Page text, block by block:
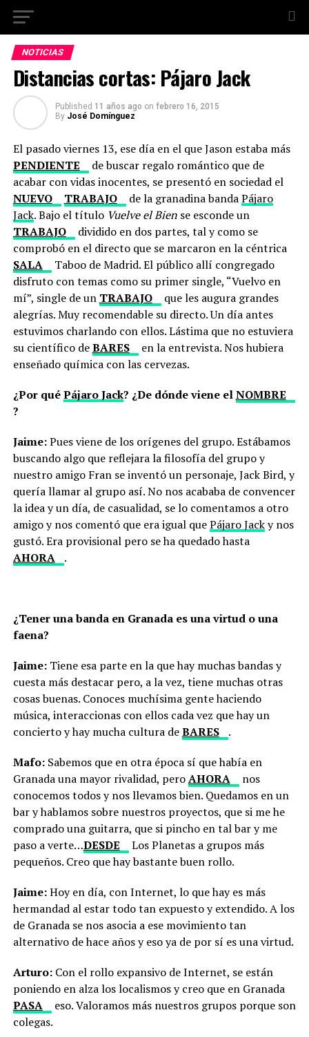
NOTICIAS
Distancias cortas: Pájaro Jack
Published 11 años ago on febrero 16, 2015
By José Domínguez
El pasado viernes 13, ese día en el que Jason estaba más
PENDIENTE
de buscar regalo romántico que de
acabar con vidas inocentes, se presentó en sociedad el
NUEVO
TRABAJO de la granadina bandaPájaro
Jack. Bajo el título Vuelve el Biense esconde un
TRABAJO
dividido en dos partes, tal y como se
comprobó en el directo que se marcaron en la céntrica
SALA
Taboo de Madrid. El público allí congregado
disfruto con temas como su primer single, “Vuelvo en
mí”, single de un TRABAJO
que les augura grandes
alegrías. Muy recomendable su directo. Un día antes
estuvimos charlando con ellos. Lástima que no estuviera
su científico deBARES
en la entrevista. Nos hubiera
enseñado química con las cervezas.
¿Por quéPájaro Jack? ¿De dónde viene elNOMBRE
?
Jaime:Pues viene de los orígenes del grupo. Estábamos
buscando algo que reflejara la filosofía del grupo y
nuestro amigo Fran se inventó un personaje, Jack Bird, y
quería llamar al grupo así. No nos acababa de convencer
la idea y un día, de casualidad, se lo comentamos a otro
amigo y nos comentó que era igual quePájaro Jacky nos
gustó. Era provisional pero se ha quedado hasta
AHORA
.
¿Tener una banda en Granada es una virtud o una
faena?
Jaime:Tiene esa parte en la que hay muchas bandas y
cuesta más destacar pero, a la vez, tiene muchas otras
cosas buenas. Conoces muchísima gente haciendo
música, interaccionas con ellos cada vez que hay un
concierto y hay mucha cultura deBARES
.
Mafo:Sabemos que en otra época sí que había en
Granada una mayor rivalidad, peroAHORA
nos
conocemos todos y nos llevamos bien. Quedamos en un
bar y hablamos sobre nuestros proyectos, que si me he
comprado una guitarra, que si pincho en tal bar y me
paso a verte…DESDE
Los Planetas a grupos más
pequeños. Creo que hay bastante buen rollo.
Jaime:Hoy en día, con Internet, lo que hay es más
hermandad al estar todo tan expuesto y extendido. A los
de Granada se nos asocia a ese movimiento tan
alternativo de hace años y eso ya de por sí es una virtud.
Arturo:Con el rollo expansivo de Internet, se están
poniendo en alza los localismos y creo que en Granada
PASA
eso. Valoramos más nuestros grupos porque son
colegas.